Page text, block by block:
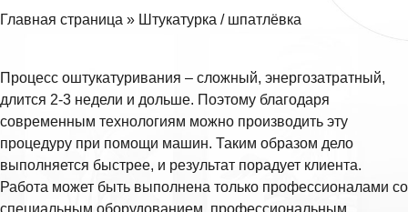
Главная страница » Штукатурка / шпатлёвка
Процесс оштукатуривания – сложный, энергозатратный,
длится 2-3 недели и дольше. Поэтому благодаря
современным технологиям можно производить эту
процедуру при помощи машин. Таким образом дело
выполняется быстрее, и результат порадует клиента.
Работа может быть выполнена только профессионалами со